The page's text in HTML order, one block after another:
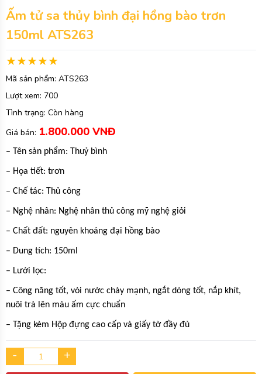
Ấm tử sa thủy bình đại hồng bào trơn
150ml ATS263
Mã sản phẩm: ATS263
Lượt xem: 700
Tình trạng: Còn hàng
Giá bán: 1.800.000 VNĐ
– Tên sản phẩm: Thuỷ bình
– Họa tiết: trơn
– Chế tác: Thủ công
– Nghệ nhân: Nghệ nhân thủ công mỹ nghệ giỏi
– Chất đất: nguyên khoáng đại hồng bào
– Dung tích: 150ml
– Lưới lọc:
– Công năng tốt, vòi nước chảy mạnh, ngắt dòng tốt, nắp khít,
nuôi trà lên màu ấm cực chuẩn
– Tặng kèm Hộp đựng cao cấp và giấy tờ đầy đủ
- +